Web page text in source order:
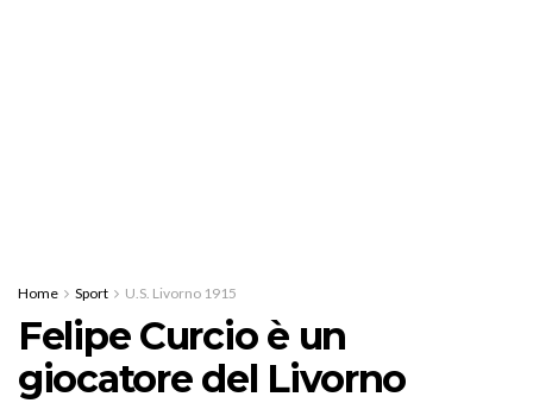
Home Sport U.S. Livorno 1915
Felipe Curcio è un
giocatore del Livorno